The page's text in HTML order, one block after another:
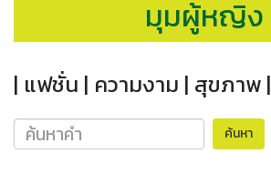
มุมผู้หญิง
| แฟชั่น | ความงาม | สุขภาพ |
ค้นหา